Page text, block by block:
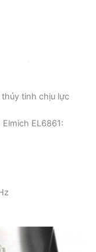
tinh chịu lực
EL6861: